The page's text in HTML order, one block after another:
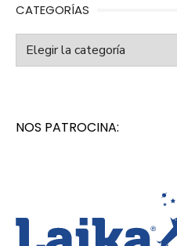
CATEGORÍAS
Categorías
NOS PATROCINA: